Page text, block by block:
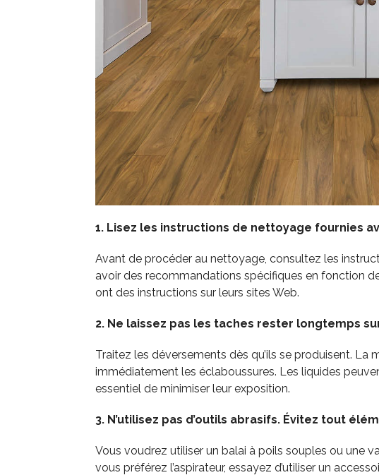
1. Lisez les instructions de nettoyage fournies
Avant de procéder au nettoyage, consultez les
avoir des recommandations spécifiques en fonction
ont des instructions sur leurs sites Web.
2. Ne laissez pas les taches rester longtemps
Traitez les déversements dès qu’ils se produisent. La
immédiatement les éclaboussures. Les liquides
essentiel de minimiser leur exposition.
3. N’utilisez pas d’outils abrasifs. Évitez tout
Vous voudrez utiliser un balai à poils souples ou une
vous préférez l’aspirateur, essayez d’utiliser un